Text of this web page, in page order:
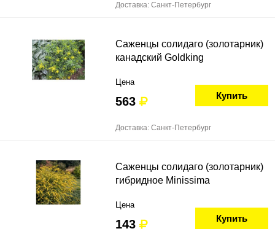
Доставка: Санкт-Петербург
Саженцы солидаго (золотарник)
канадский Goldking
Цена
563 Купить
Доставка: Санкт-Петербург
Саженцы солидаго (золотарник)
гибридное Minissima
Цена
143 Купить